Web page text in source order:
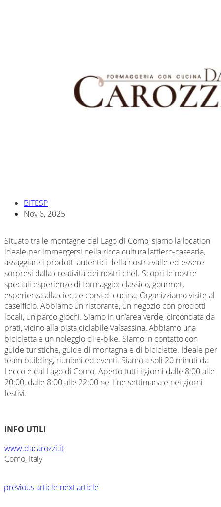
BITESP
Nov 6, 2025
Situato tra le montagne del Lago di Como, siamo la location
ideale per immergersi nella ricca cultura lattiero-casearia,
assaggiare i prodotti autentici della nostra valle ed essere
sorpresi dalla creatività dei nostri chef. Scopri le nostre
speciali esperienze di formaggio: classico, gourmet,
esperienza alla cieca e corsi di cucina. Organizziamo visite al
caseificio. Abbiamo un ristorante, un negozio con prodotti
locali, un parco giochi. Siamo in un’area verde, circondata da
prati, vicino alla pista ciclabile Valsassina. Abbiamo una
bicicletta e un noleggio di e-bike. Siamo in contatto con
guide turistiche, guide di montagna e di biciclette. Ideale per
team building, riunioni ed eventi. Siamo a soli 20 minuti da
Lecco e dal Lago di Como. Aperto tutti i giorni dalle 8:00 alle
20:00, dalle 8:00 alle 22:00 nei fine settimana e nei giorni
festivi.
INFO UTILI
www.dacarozzi.it
Como, Italy
previous article next article